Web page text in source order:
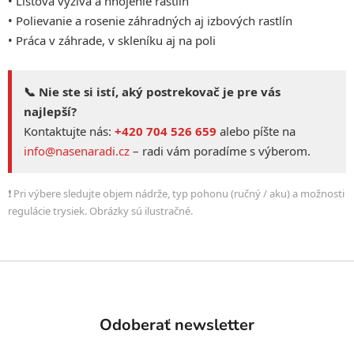
• Polievanie a rosenie záhradných aj izbových rastlín
• Práca v záhrade, v skleníku aj na poli
📞 Nie ste si istí, aký postrekovač je pre vás
najlepší?
Kontaktujte nás: +420 704 526 659 alebo píšte na
info@nasenaradi.cz – radi vám poradíme s výberom.
❗ Pri výbere sledujte objem nádrže, typ pohonu (ručný / aku) a možnosti
regulácie trysiek. Obrázky sú ilustračné.
Odoberať newsletter